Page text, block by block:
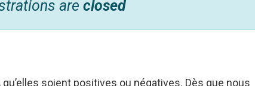
are closed
soient positives ou négatives. Dès que nous